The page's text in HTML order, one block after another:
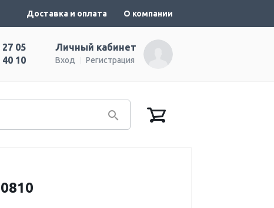
Доставка и оплата О компании
Личный кабинет
Вход Регистрация
27 05
40 10